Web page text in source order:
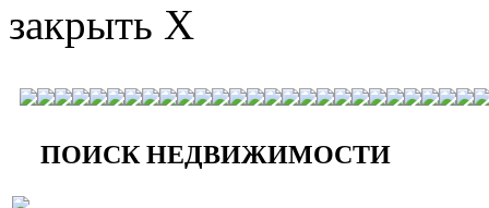
закрыть X
ПОИСК НЕДВИЖИМОСТИ